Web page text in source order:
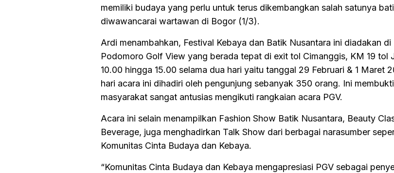
memiliki budaya yang perlu untuk terus dikembangkan salah satunya
diwawancarai wartawan di Bogor (1/3).
Ardi menambahkan, Festival Kebaya dan Batik Nusantara ini diadakan
Podomoro Golf View yang berada tepat di exit tol Cimanggis, KM 19 tol
10.00 hingga 15.00 selama dua hari yaitu tanggal 29 Februari & 1 Maret
hari acara ini dihadiri oleh pengunjung sebanyak 350 orang. Ini
masyarakat sangat antusias mengikuti rangkaian acara PGV.
Acara ini selain menampilkan Fashion Show Batik Nusantara, Beauty
Beverage, juga menghadirkan Talk Show dari berbagai narasumber
Komunitas Cinta Budaya dan Kebaya.
“Komunitas Cinta Budaya dan Kebaya mengapresiasi PGV sebagai